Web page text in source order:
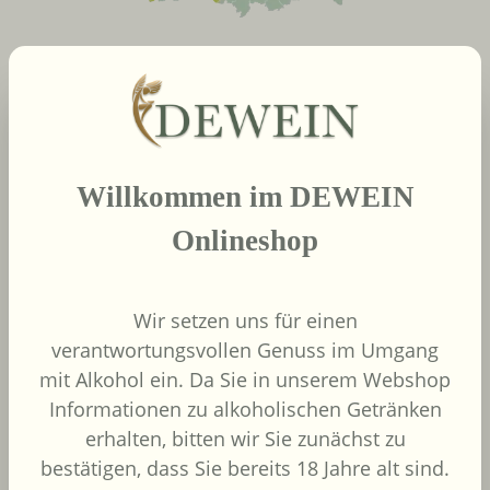
Produktgalerie überspringen
neue Produkte
African Pride Wines
- Forager Red -
Shiraz / Grenache
African Pride Wines
Willkommen im DEWEIN
Onlineshop
Wir setzen uns für einen
verantwortungsvollen Genuss im Umgang
mit Alkohol ein. Da Sie in unserem Webshop
Informationen zu alkoholischen Getränken
erhalten, bitten wir Sie zunächst zu
bestätigen, dass Sie bereits 18 Jahre alt sind.